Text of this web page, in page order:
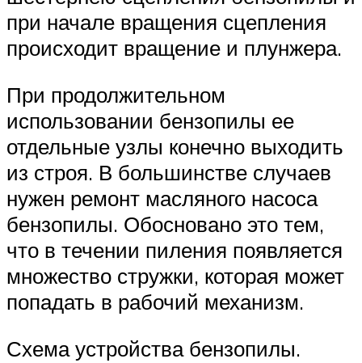
при начале вращения сцепления
происходит вращение и плунжера.
При продолжительном
использовании бензопилы ее
отдельные узлы конечно выходить
из строя. В большинстве случаев
нужен ремонт масляного насоса
бензопилы. Обосновано это тем,
что в течении пиления появляется
множество стружки, которая может
попадать в рабочий механизм.
Схема устройства бензопилы.